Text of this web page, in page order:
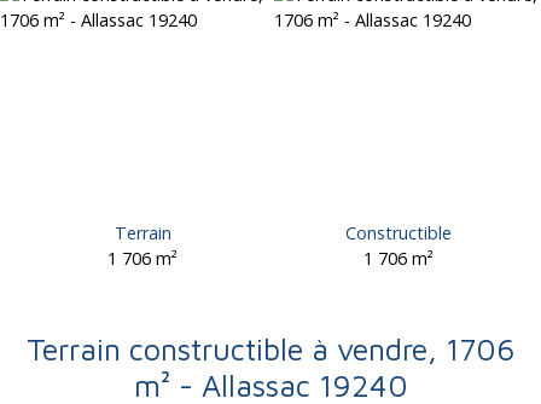
Terrain
1 706m²
Constructible
1 706 m²
Terrain constructible à vendre, 1706
m² - Allassac 19240